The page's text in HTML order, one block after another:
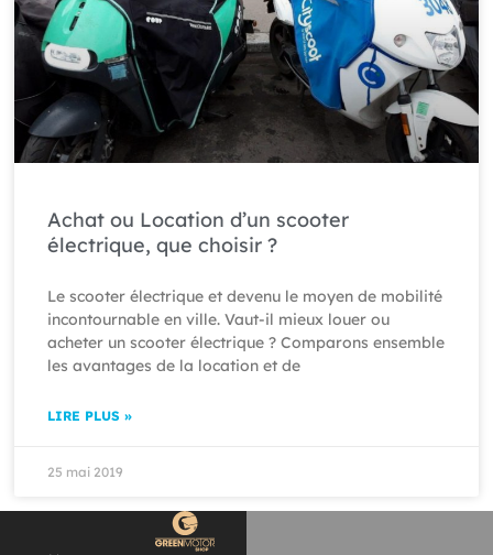
Achat ou Location d’un scooter
électrique, que choisir ?
Le scooter électrique et devenu le moyen de mobilité
incontournable en ville. Vaut-il mieux louer ou
acheter un scooter électrique ? Comparons ensemble
les avantages de la location et de
LIRE PLUS »
25 mai 2019